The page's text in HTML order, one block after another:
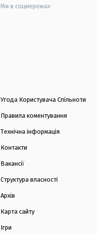
Ми в соцмережах:
Угода Користувача Спільноти
Правила коментування
Технічна інформація
Контакти
Вакансії
Структура власності
Архів
Карта сайту
Ігри